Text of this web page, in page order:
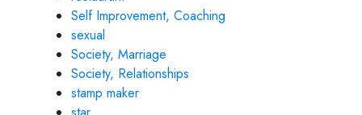
Self Improvement, Coaching
sexual
Society, Marriage
Society, Relationships
stamp maker